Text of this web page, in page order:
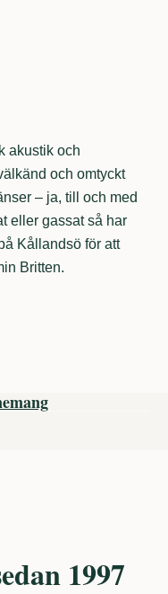
akustik och
och omtyckt
– ja, till och med
eller gassat så har
Kållandsö för att
Britten.
1997